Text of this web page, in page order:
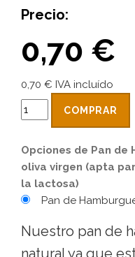
Precio:
0,70 €
0,70 € IVA incluído
COMPRAR
Opciones de Pan de
oliva virgen (apta
la lactosa)
Pan de
Nuestro pan de
natural ya que